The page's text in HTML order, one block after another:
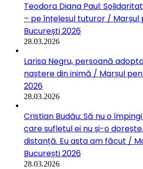
Teodora Diana Paul:
– pe înțelesul tuturor / Marșul
București 2026
28.03.2026
Larisa Negru, persoană
naștere din inimă / Marșul
2026
28.03.2026
Cristian Budău: Să nu o
care sufletul ei nu și-o
distanță. Eu asta am făcut /
București 2026
28.03.2026